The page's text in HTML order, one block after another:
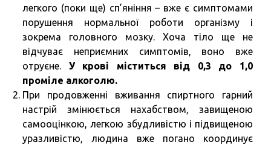
легкого (поки ще) сп’яніння – вже є симптомами
порушення нормальної роботи організму і
зокрема головного мозку. Хоча тіло ще не
відчуває неприємних симптомів, воно вже
отруєне. У крові міститься від 0,3 до 1,0
проміле алкоголю.
При продовженні вживання спиртного гарний
настрій змінюється нахабством, завищеною
самооцінкою, легкою збудливістю і підвищеною
уразливістю, людина вже погано координує